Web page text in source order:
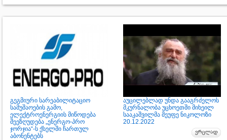
გეგმიური სარეაბილიტაციო
სამუშაოების გამო,
ელექტროენერგიის მიწოდება
შეეზღუდება „ენერგო-პრო
ჯორჯია“-ს ქსელში ჩართულ
აბონენტებს
აუცილებლად უნდა გააგრძელოს
მკურნალობა უცხოეთში მიხეილ
სააკაშვილმა მეუფე ნიკოლოზი
20.12.2022